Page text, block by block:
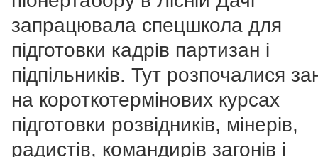
запрацювала спецшкола для
підготовки кадрів партизан і
підпільників. Тут розпочалися
на короткотермінових курсах
підготовки розвідників, мінерів,
радистів, командирів загонів і